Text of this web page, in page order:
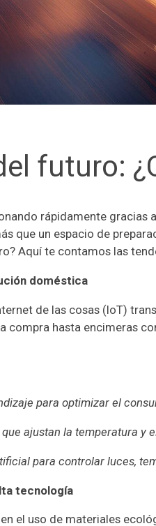
futuro:
rápidamente
que un espacio de
Aquí te contamos las
doméstica
de las cosas (IoT)
compra hasta encimeras
para optimizar el
ajustan la temperatura y
para controlar luces,
tecnología
el uso de materiales